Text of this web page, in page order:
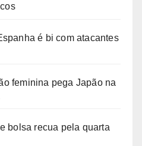
é bi com atacantes
feminina pega Japão na
bolsa recua pela quarta